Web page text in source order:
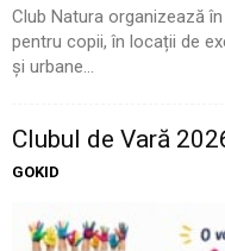
Club Natura organizează
pentru copii, în locații de
și urbane...
Clubul de Vară
GOKID